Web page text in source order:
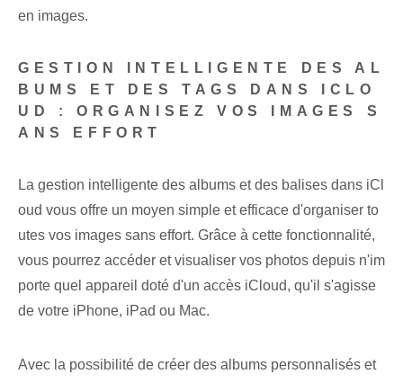
en images.
GESTION INTELLIGENTE DES AL
BUMS ET DES TAGS DANS ICLO
UD : ORGANISEZ VOS IMAGES S
ANS EFFORT
La gestion intelligente des albums et des balises dans iCl
oud vous offre un moyen simple et efficace d'organiser to
utes vos images sans effort. Grâce à cette fonctionnalité,
vous pourrez accéder et visualiser vos photos depuis n'im
porte quel appareil doté d'un accès iCloud, qu'il s'agisse
de votre iPhone, iPad ou Mac.
Avec la possibilité de créer des albums personnalisés et